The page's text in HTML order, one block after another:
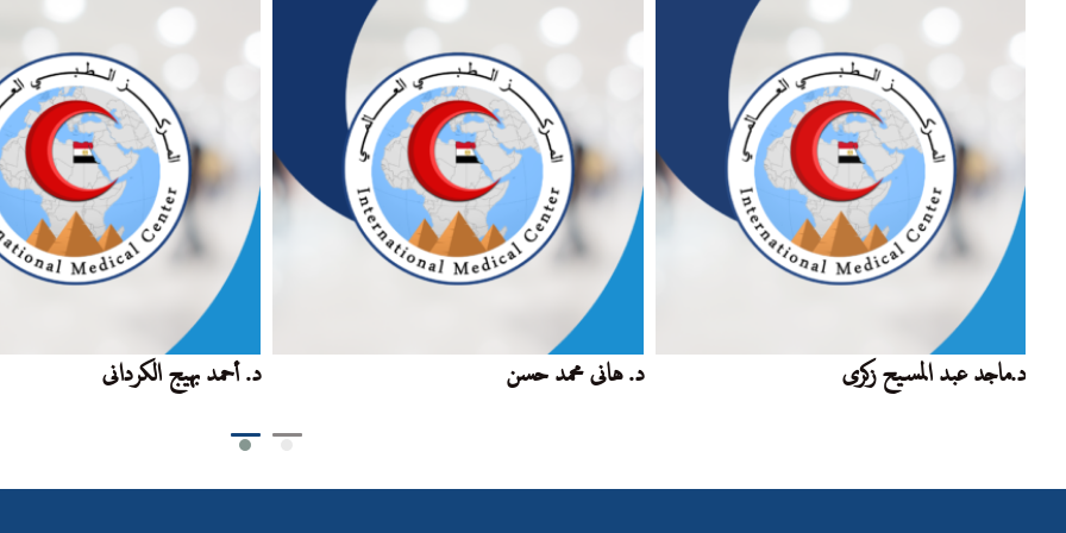
د. أحمد بهيج الكردانى د. هانى محمد حسن د.ماجد عبد المسيح زكرى